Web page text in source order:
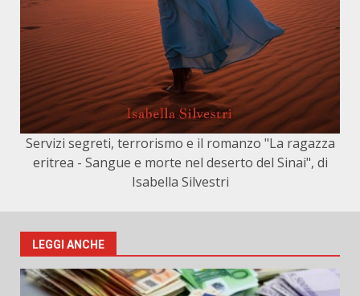
Servizi segreti, terrorismo e il romanzo "La ragazza
eritrea - Sangue e morte nel deserto del Sinai", di
Isabella Silvestri
LEGGI ANCHE